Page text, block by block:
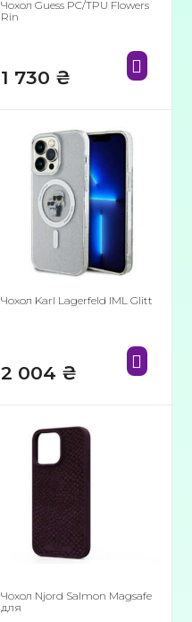
Чохол Guess PC/TPU Flowers
Rin
1 730 ₴
Чохол Karl Lagerfeld IML Glitt
2 004 ₴
Чохол Njord Salmon Magsafe
для